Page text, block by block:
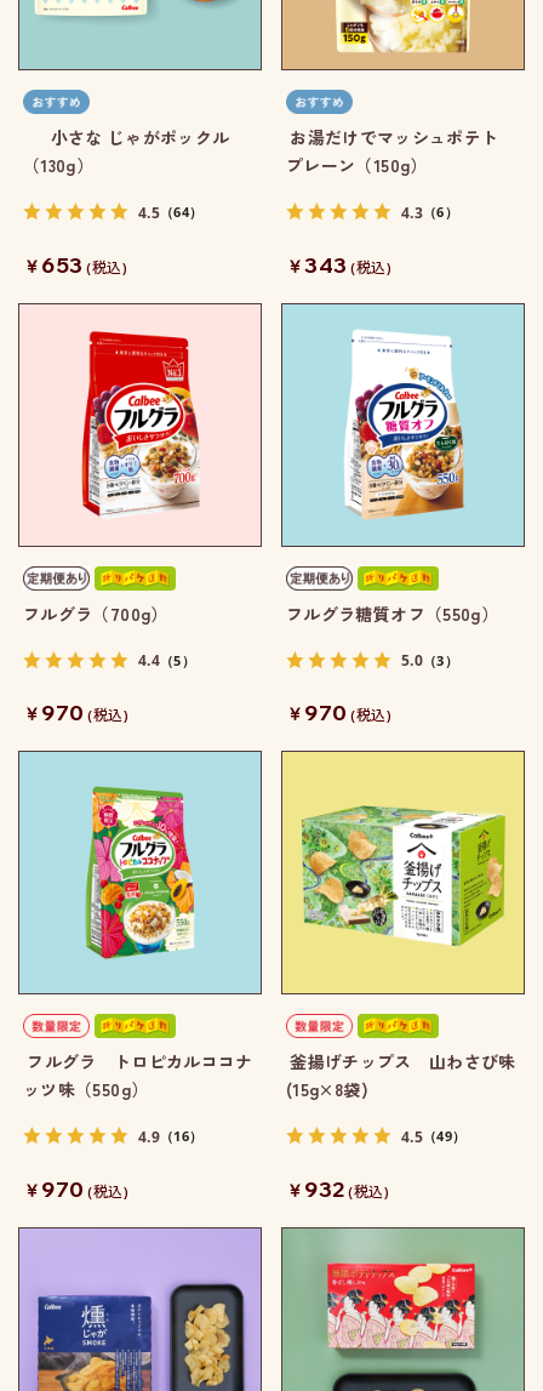
小さな じゃがポックル
（130g）
4.5 （64）
￥653 (税込)
お湯だけでマッシュポテト
プレーン（150g）
4.3 （6）
￥343 (税込)
フルグラ（700g）
4.4 （5）
￥970 (税込)
フルグラ糖質オフ（550g）
5.0 （3）
￥970 (税込)
フルグラ トロピカルココナ
ッツ味（550g）
4.9 （16）
￥970 (税込)
釜揚げチップス 山わさび味
(15g×8袋)
4.5 （49）
￥932 (税込)